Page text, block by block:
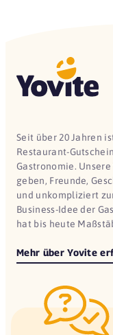
Seit über 20 Jahren
Restaurant-
Gastronomie.
geben, Freunde,
und unkompliziert
Business-Idee der
hat bis heute
Mehr über Yovite